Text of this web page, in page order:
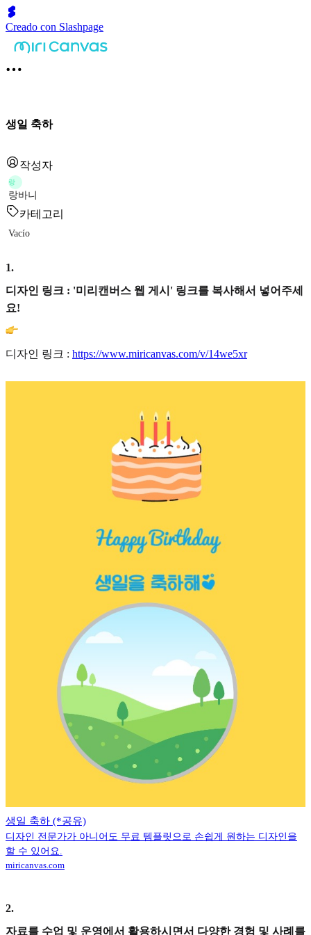
Creado con Slashpage
생일 축하
작성자
랑
랑바니
카테고리
Vacío
1.
디자인 링크 : '미리캔버스 웹 게시' 링크를 복사해서 넣어주세
요!
디자인 링크 : https://www.miricanvas.com/v/14we5xr
생일 축하 (*공유)
디자인 전문가가 아니어도 무료 템플릿으로 손쉽게 원하는 디자인을
할 수 있어요.
miricanvas.com
2.
자료를 수업 및 운영에서 활용하시면서 다양한 경험 및 사례를